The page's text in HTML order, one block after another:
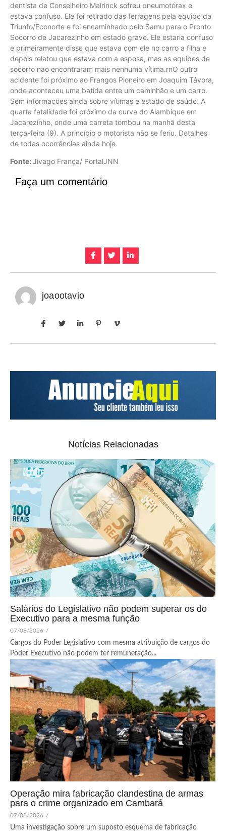
dentista de Conselheiro Mairinck sofreu pneumotórax e
estava confuso. Ele foi retirado das ferragens pela equipe da
Triunfo/Econorte e foi encaminhado pelo Samu para o Pronto
Socorro de Jacarezinho em estado grave. Ele estaria confuso
e primeiramente disse que estava com ele no carro a filha e
depois relatou que estava com a esposa, mas as equipes de
socorro não encontraram mais nenhuma vítima.rnO outro
acidente foi próximo ao Frangos Pioneiro em Joaquim Távora,
onde aconteceu uma batida entre um caminhão e um carro.
Sem informações ainda sobre vítimas e estado de saúde. A
quarta fatalidade foi próximo da curva do Alambique em
Jacarezinho, onde uma carreta tombou na manhã desta
terça-feira (9). A princípio o motorista não se feriu. Detalhes
de todas ocorrências ainda hoje.
Fonte: Jivago França/ PortalJNN
Faça um comentário
joaootavio
Notícias Relacionadas
Salários do Legislativo não podem superar os do
Executivo para a mesma função
07/08/2026 /
Cargos do Poder Legislativo com mesma atribuição de cargos do
Poder Executivo não podem ter remuneração...
Operação mira fabricação clandestina de armas
para o crime organizado em Cambará
07/08/2026 /
Uma investigação sobre um suposto esquema de fabricação